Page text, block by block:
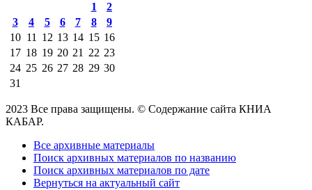
1
2
3
4 5 6 7 8
9
10 11 12 13 14 15 16
17 18 19 20 21 22 23
24 25 26 27 28 29 30
31
2023 Все права защищены. © Содержание сайта КНИА
КАБАР.
Все архивные материалы
Поиск архивных материалов по названию
Поиск архивных материалов по дате
Вернуться на актуальный сайт